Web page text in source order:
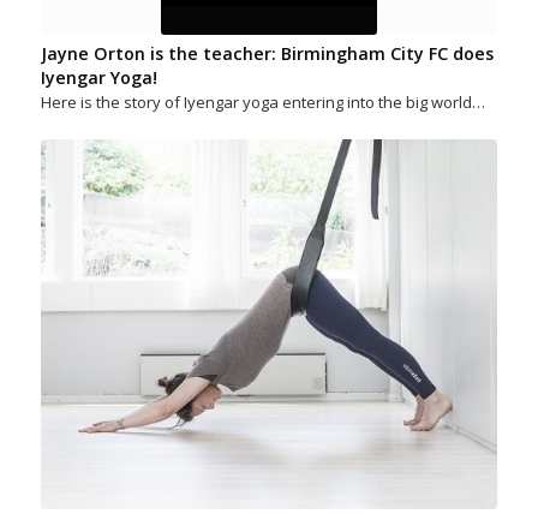
Jayne Orton is the teacher: Birmingham City FC does
Iyengar Yoga!
Here is the story of Iyengar yoga entering into the big world…